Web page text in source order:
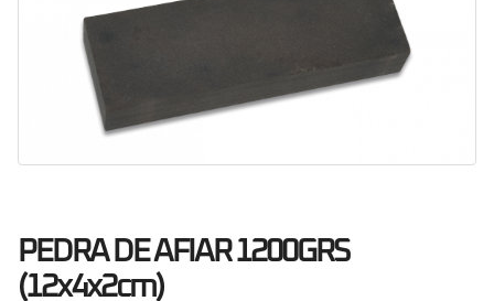
PEDRA DE AFIAR 1200GRS
(12x4x2cm)